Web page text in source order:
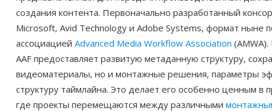
создания контента. Первоначально разработанный
Microsoft, Avid Technology и Adobe Systems, формат ныне
ассоциацией Advanced Media Workflow Association
AAF предоставляет развитую метаданную структуру,
видеоматериалы, но и монтажные решения, параметры
структуру таймлайна. Это делает его особенно ценным в
где проекты перемещаются между различными